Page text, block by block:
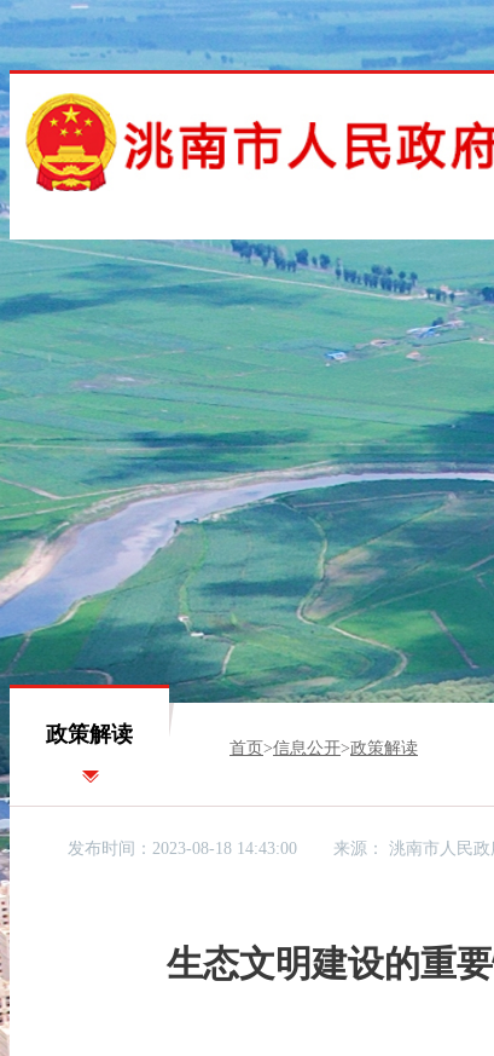
政策解读
首页 >信息公开>政策解读
发布时间：2023-08-18 14:43:00 来源：洮南市人民政
生态文明建设的重